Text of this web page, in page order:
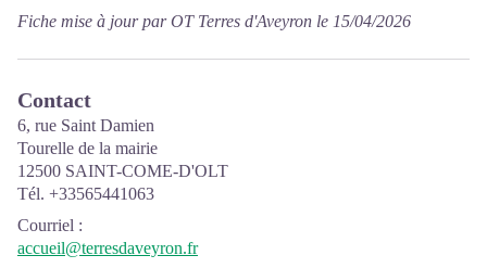
Fiche mise à jour par OT Terres d'Aveyron le 15/04/2026
Contact
6, rue Saint Damien
Tourelle de la mairie
12500 SAINT-COME-D'OLT
Tél. +33565441063
Courriel :
accueil@terresdaveyron.fr